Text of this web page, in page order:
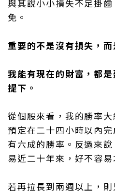
與其說小小損失不足掛
免。
重要的不是沒有損失，
我能有現在的財富，都
提下。
從個股來看，我的勝率
預定在二十四小時以內
有六成的勝率。反過來
易近二十年來，好不容易
若再拉長到兩週以上，